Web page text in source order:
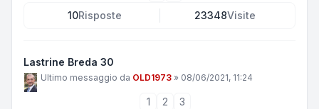
10Risposte 23348Visite
Lastrine Breda 30
Ultimo messaggio da OLD1973 » 08/06/2021, 11:24
1 2
3